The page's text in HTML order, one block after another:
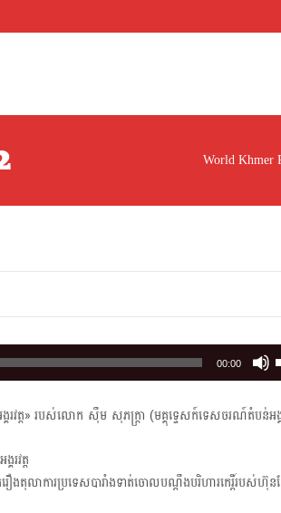
World Khmer
00:00
រវត្ត»​ របស់លោក សុឹម សុភក្រ្តា (មគ្គុទ្ទេសក៍ទេសចរណ៍តំបន់អង្
តុលាការប្រទេសបារាំងទាត់ចោលបណ្ដឹងបរិហារកេរ្តិ៍របស់ហ៊ុន